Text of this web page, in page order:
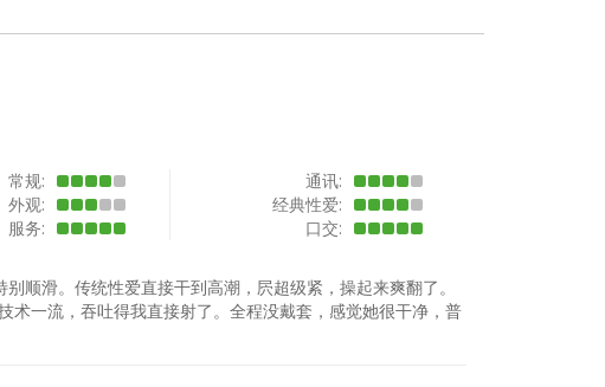
常规:
外观:
服务:
通讯:
经典性爱:
口交:
顺滑。传统性爱直接干到高潮，屄超级紧，操起来爽翻了。
一流，吞吐得我直接射了。全程没戴套，感觉她很干净，普